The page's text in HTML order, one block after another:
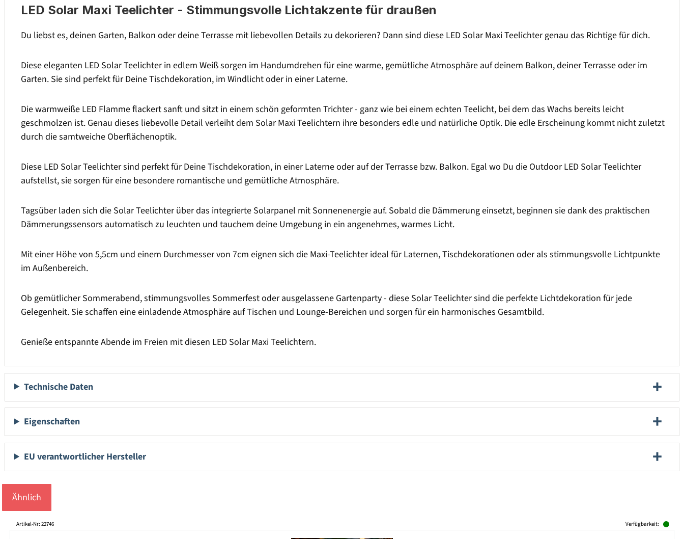
LED Solar Maxi Teelichter - Stimmungsvolle Lichtakzente für draußen
Du liebst es, deinen Garten, Balkon oder deine Terrasse mit liebevollen Details zu dekorieren? Dann sind diese LED Solar Maxi Teelichter genau das Richtige für dich.
Diese eleganten LED Solar Teelichter in edlem Weiß sorgen im Handumdrehen für eine warme, gemütliche Atmosphäre auf deinem Balkon, deiner Terrasse oder im
Garten. Sie sind perfekt für Deine Tischdekoration, im Windlicht oder in einer Laterne.
Die warmweiße LED Flamme flackert sanft und sitzt in einem schön geformten Trichter - ganz wie bei einem echten Teelicht, bei dem das Wachs bereits leicht
geschmolzen ist. Genau dieses liebevolle Detail verleiht dem Solar Maxi Teelichtern ihre besonders edle und natürliche Optik. Die edle Erscheinung kommt nicht zuletzt
durch die samtweiche Oberflächenoptik.
Diese LED Solar Teelichter sind perfekt für Deine Tischdekoration, in einer Laterne oder auf der Terrasse bzw. Balkon. Egal wo Du die Outdoor LED Solar Teelichter
aufstellst, sie sorgen für eine besondere romantische und gemütliche Atmosphäre.
Tagsüber laden sich die Solar Teelichter über das integrierte Solarpanel mit Sonnenenergie auf. Sobald die Dämmerung einsetzt, beginnen sie dank des praktischen
Dämmerungssensors automatisch zu leuchten und tauchem deine Umgebung in ein angenehmes, warmes Licht.
Mit einer Höhe von 5,5cm und einem Durchmesser von 7cm eignen sich die Maxi-Teelichter ideal für Laternen, Tischdekorationen oder als stimmungsvolle Lichtpunkte
im Außenbereich.
Ob gemütlicher Sommerabend, stimmungsvolles Sommerfest oder ausgelassene Gartenparty - diese Solar Teelichter sind die perfekte Lichtdekoration für jede
Gelegenheit. Sie schaffen eine einladende Atmosphäre auf Tischen und Lounge-Bereichen und sorgen für ein harmonisches Gesamtbild.
Genieße entspannte Abende im Freien mit diesen LED Solar Maxi Teelichtern.
Technische Daten
Eigenschaften
EU verantwortlicher Hersteller
Ähnlich
Produktgalerie überspringen
Artikel-Nr: 22746 Verfügbarkeit: